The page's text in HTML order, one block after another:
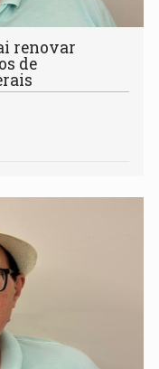
renovar
de